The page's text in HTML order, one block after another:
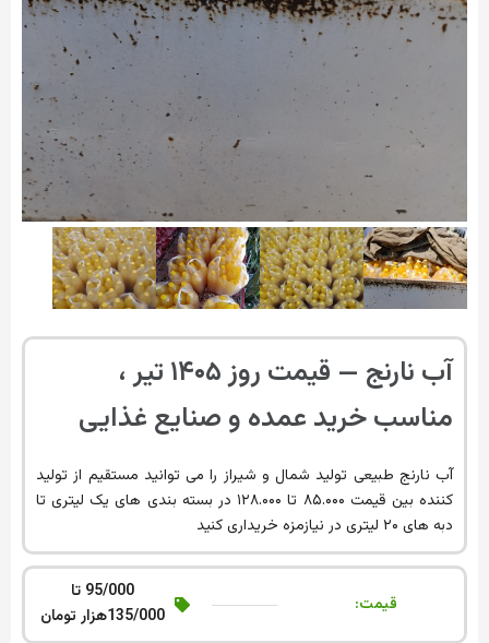
آب نارنج — قیمت روز ۱۴۰۵ تیر ،
مناسب خرید عمده و صنایع غذایی
آب نارنج طبیعی تولید شمال و شیراز را می توانید مستقیم از تولید
کننده بین قیمت ۸۵.۰۰۰ تا ۱۲۸.۰۰۰ در بسته بندی های یک لیتری تا
دبه های ۲۰ لیتری در نیازمزه خریداری کنید
قیمت:
95/000 تا
135/000هزار تومان